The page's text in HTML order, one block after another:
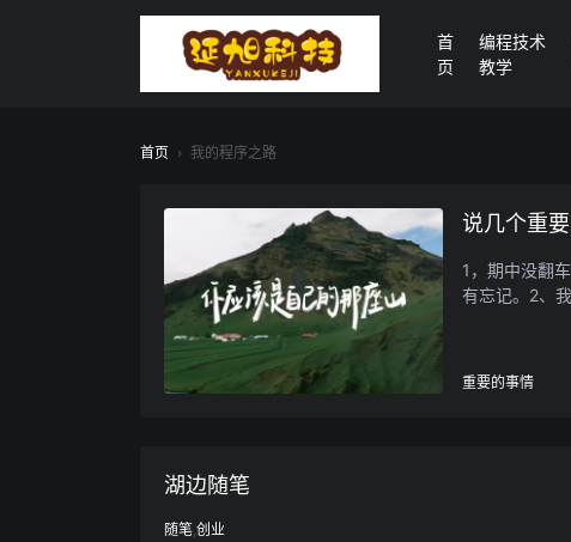
首
页
编程技术
教学
首页 › 我的程序之路
说几个重
1，期中没翻
有忘记。2、
重要的事情
湖边随笔
随笔,创业